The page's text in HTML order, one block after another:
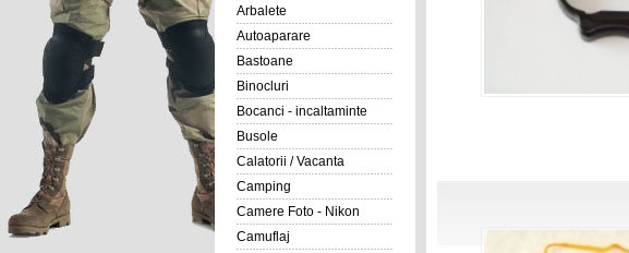
Arbalete
Autoaparare
Bastoane
Binocluri
Bocanci - incaltaminte
Busole
Calatorii / Vacanta
Camping
Camere Foto - Nikon
Camuflaj